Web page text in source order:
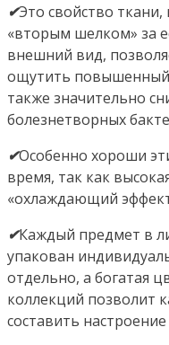
✔Это свойство
«вторым шелком» за
внешний вид,
ощутить повышенный
также значительно
болезнетворных
✔Особенно хороши
время, так как
«охлаждающий
✔Каждый предмет в
упакован
отдельно, а богатая
коллекций позволит
составить